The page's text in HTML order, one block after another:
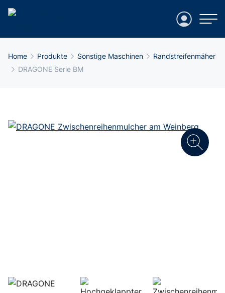
Login
Breadcrumb-Navigation
Home Produkte Sonstige Maschinen
Randstreifenmäher
DRAGONE Serie BM